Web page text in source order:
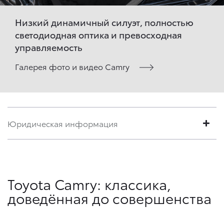
Низкий динамичный силуэт, полностью
светодиодная оптика и превосходная
управляемость
Галерея фото и видео Camry
Юридическая информация
Toyota Camry: классика,
доведённая до совершенства